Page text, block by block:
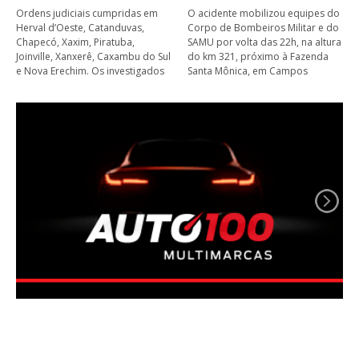
Ordens judiciais cumpridas em
Herval d’Oeste, Catanduvas,
Chapecó, Xaxim, Piratuba,
Joinville, Xanxerê, Caxambu do Sul
e Nova Erechim. Os investigados
O acidente mobilizou equipes do
Corpo de Bombeiros Militar e do
SAMU por volta das 22h, na altura
do km 321, próximo à Fazenda
Santa Mônica, em Campos